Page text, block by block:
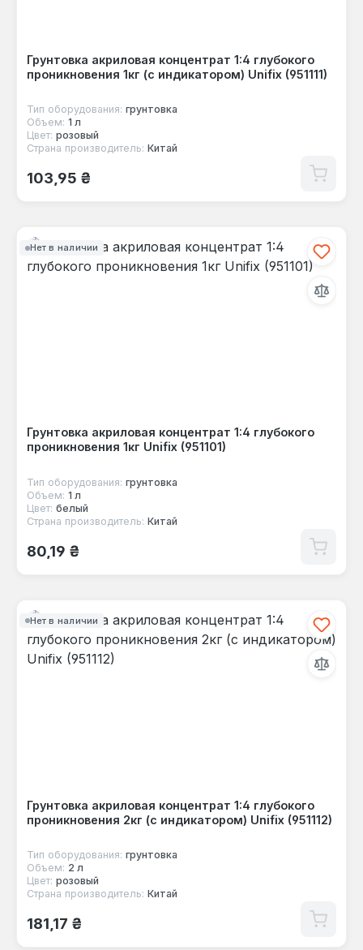
Грунтовка акриловая концентрат 1:4 глубокого
проникновения 1кг (с индикатором) Unifix (951111)
Тип оборудования: грунтовка
Объем: 1 л
Цвет: розовый
Страна производитель: Китай
Обычная цена:
103,95 ₴
Нет в наличии
Грунтовка акриловая концентрат 1:4 глубокого
проникновения 1кг Unifix (951101)
Тип оборудования: грунтовка
Объем: 1 л
Цвет: белый
Страна производитель: Китай
Обычная цена:
80,19 ₴
Нет в наличии
Грунтовка акриловая концентрат 1:4 глубокого
проникновения 2кг (с индикатором) Unifix (951112)
Тип оборудования: грунтовка
Объем: 2 л
Цвет: розовый
Страна производитель: Китай
Обычная цена:
181,17 ₴